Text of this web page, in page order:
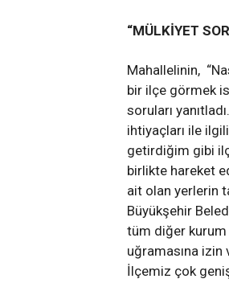
“MÜLKİYET
Mahallelinin,
bir ilçe görmek
soruları
ihtiyaçları ile
getirdiğim gibi
birlikte hareket
ait olan yerlerin
Büyükşehir
tüm diğer kurum
uğramasına izin
İlçemiz çok